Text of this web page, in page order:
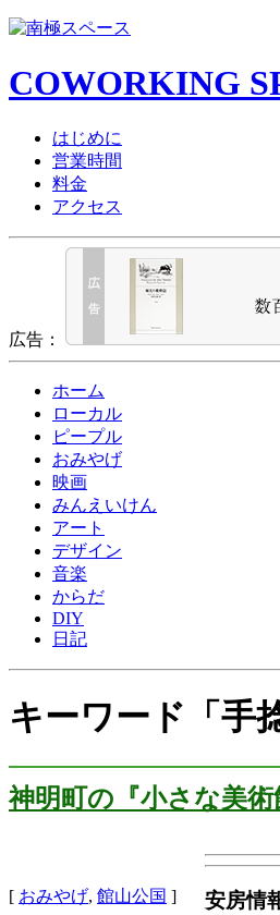
COWORKING
はじめに
営業時間
料金
アクセス
広告：
ホーム
ローカル
ピープル
おみやげ
映画
みんえいけん
アート
デザイン
音楽
からだ
DIY
日記
キーワード「手
神明町の『小さな美術
[ おみやげ, 館山公国 ]
安房情